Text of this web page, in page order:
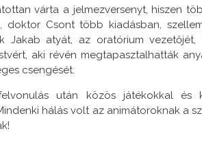
várta a jelmezversenyt, hiszen
doktor Csont több kiadásban,
Jakab atyát, az oratórium
aki révén megtapasztalhatták
csengését.
után közös játékokkal és
hálás volt az animátoroknak a